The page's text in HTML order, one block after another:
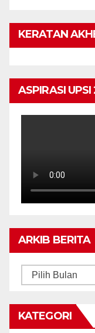
KERATAN
ASPIRASI
ARKIB BERITA
ARKIB
KATEGORI